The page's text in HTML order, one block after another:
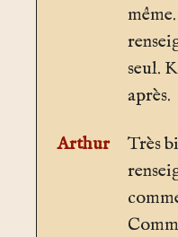
seul.
après.
Arthur
Très